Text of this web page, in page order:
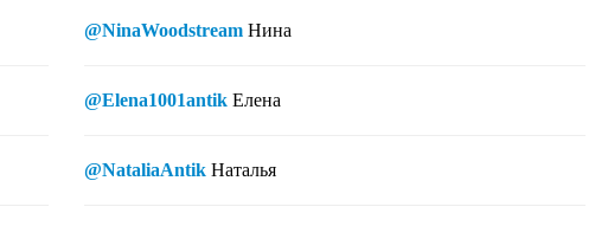
@NinaWoodstream Нина
@Elena1001antik Елена
@NataliaAntik Наталья